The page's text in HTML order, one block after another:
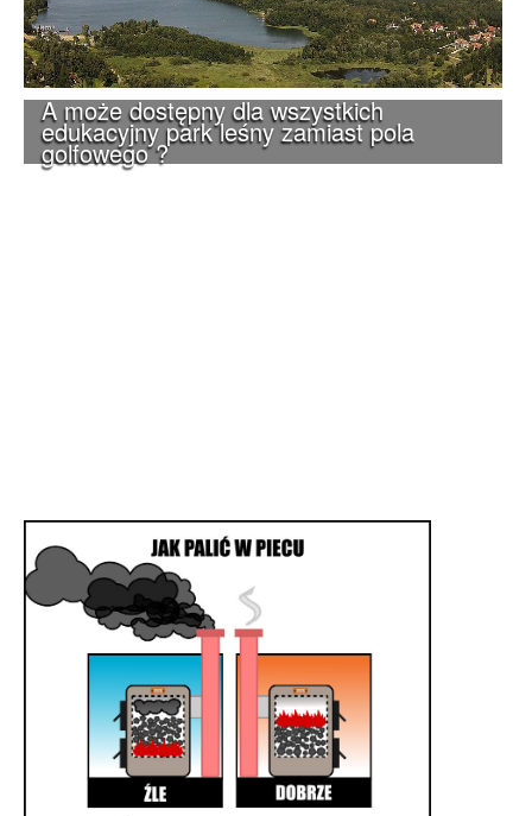
A może dostępny dla wszystkich
edukacyjny park leśny zamiast pola
golfowego ?